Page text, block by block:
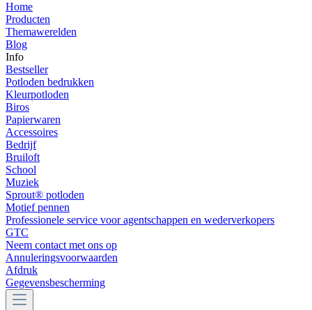
Home
Producten
Themawerelden
Blog
Info
Bestseller
Potloden bedrukken
Kleurpotloden
Biros
Papierwaren
Accessoires
Bedrijf
Bruiloft
School
Muziek
Sprout® potloden
Motief pennen
Professionele service voor agentschappen en wederverkopers
GTC
Neem contact met ons op
Annuleringsvoorwaarden
Afdruk
Gegevensbescherming